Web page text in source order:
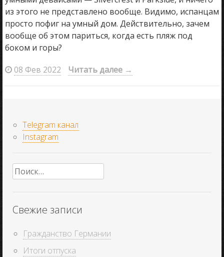
из этого не представлено вообще. Видимо, испанцам
просто пофиг на умный дом. Действительно, зачем
вообще об этом париться, когда есть пляж под
боком и горы?
08 Фев 2022
Читать далее →
Telegram канал
Instagram
Найти:
Свежие записи
Гражданство Германии
Итоги отпуска